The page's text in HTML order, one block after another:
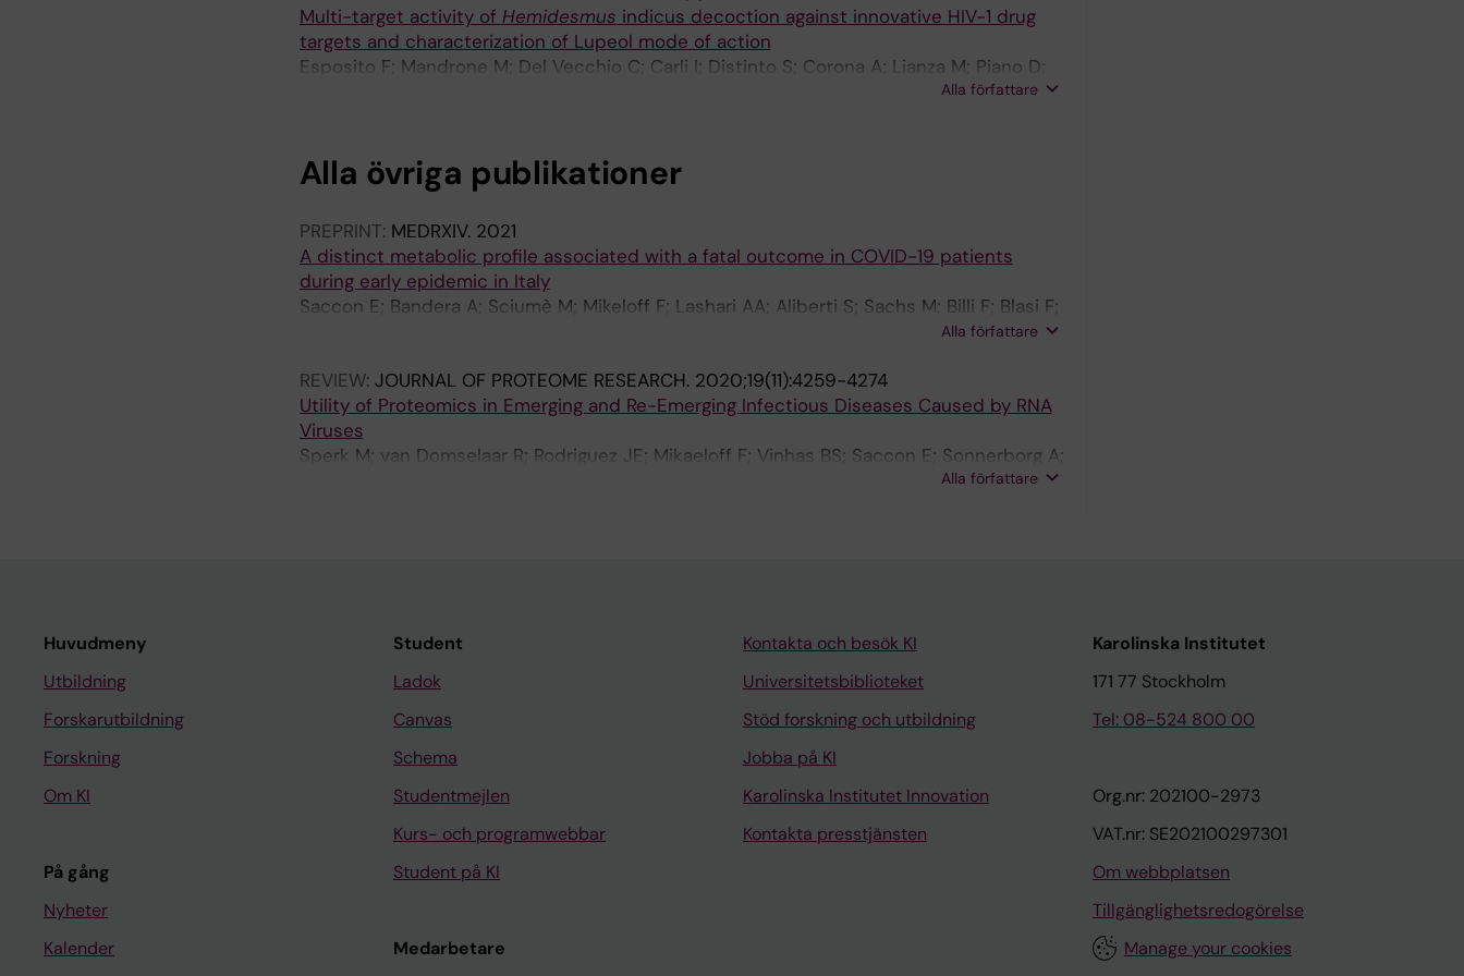
Multi-target activity of Hemidesmus indicus decoction against innovative HIV-1 drug
targets and characterization of Lupeol mode of action
Esposito F; Mandrone M; Del Vecchio C; Carli I; Distinto S; Corona A; Lianza M; Piano D;
Tacchini M; Maccioni E; Cottiglia F; Saccon E; Poli F; Parolin C; Tramontano EAlla författare
Alla övriga publikationer
PREPRINT: MEDRXIV. 2021
A distinct metabolic profile associated with a fatal outcome in COVID-19 patients
during early epidemic in Italy
Saccon E; Bandera A; Sciumè M; Mikeloff F; Lashari AA; Aliberti S; Sachs M; Billi F; Blasi F;
Gabriel E; Costantino G; De Roberto P; Krishnan S; Gori A; Peyvandi F; Scudeller L;
Alla författare
REVIEW: JOURNAL OF PROTEOME RESEARCH. 2020;19(11):4259-4274
Utility of Proteomics in Emerging and Re-Emerging Infectious Diseases Caused by RNA
Viruses
Sperk M; van Domselaar R; Rodriguez JE; Mikaeloff F; Vinhas BS; Saccon E; Sonnerborg A;
Alla författare
Huvudmeny
Utbildning
Forskarutbildning
Forskning
Om KI
På gång
Nyheter
Kalender
Student
Ladok
Canvas
Schema
Studentmejlen
Kurs- och programwebbar
Student på KI
Medarbetare
Kontakta och besök KI
Universitetsbiblioteket
Stöd forskning och utbildning
Jobba på KI
Karolinska Institutet Innovation
Kontakta presstjänsten
Karolinska Institutet
171 77 Stockholm
Tel: 08-524 800 00
Org.nr: 202100-2973
VAT.nr: SE202100297301
Om webbplatsen
Tillgänglighetsredogörelse
Manage your cookies